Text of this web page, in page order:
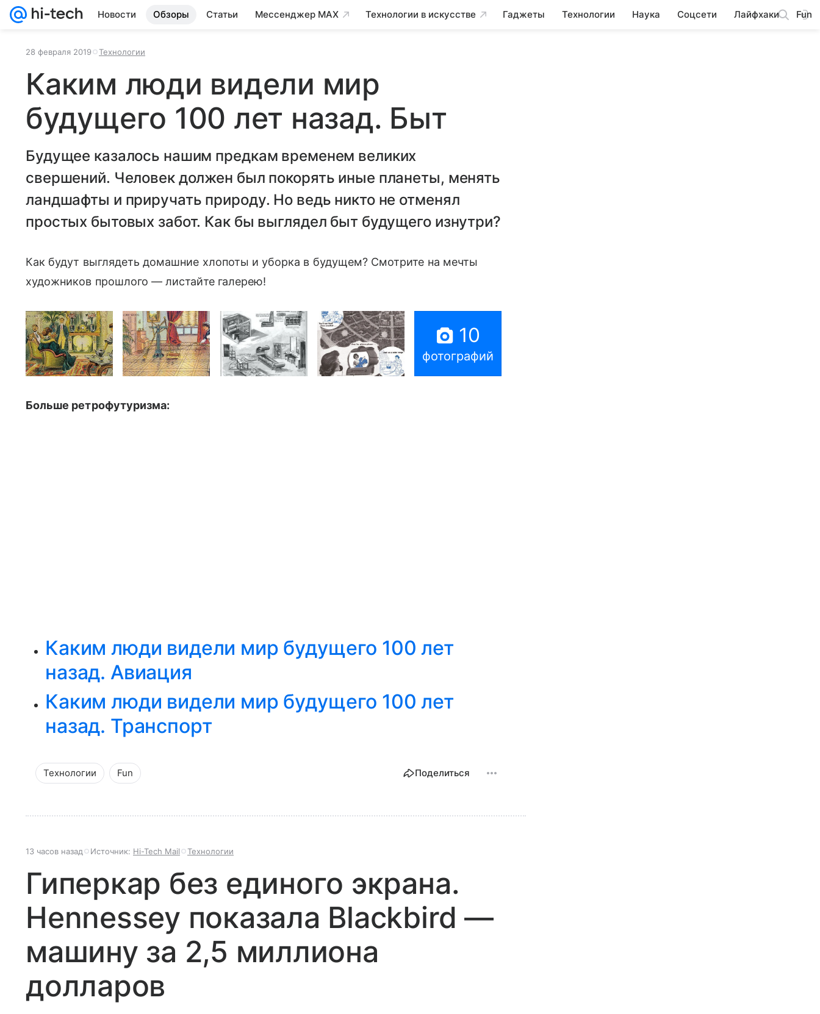
Новости Обзоры Статьи Мессенджер MAX Технологии в искусстве Гаджеты Технологии Наука Соцсети Лайфхаки Fun
28 февраля 2019 Технологии
Каким люди видели мир
будущего 100 лет назад. Быт
Будущее казалось нашим предкам временем великих
свершений. Человек должен был покорять иные планеты, менять
ландшафты и приручать природу. Но ведь никто не отменял
простых бытовых забот. Как бы выглядел быт будущего изнутри?
Как будут выглядеть домашние хлопоты и уборка в будущем? Смотрите на мечты
художников прошлого — листайте галерею!
10
фотографий
Больше ретрофутуризма:
Каким люди видели мир будущего 100 лет
назад. Авиация
Каким люди видели мир будущего 100 лет
назад. Транспорт
Технологии Fun Поделиться
13 часов назад Источник: Hi-Tech Mail Технологии
Гиперкар без единого экрана.
Hennessey показала Blackbird —
машину за 2,5 миллиона
долларов